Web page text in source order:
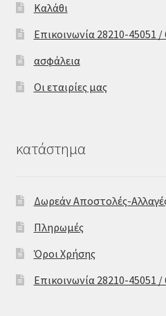
Καλάθι
Επικοινωνία 28210-45051 /
ασφάλεια
Οι εταιρίες μας
κατάστημα
Δωρεάν Αποστολές-
Πληρωμές
Όροι Χρήσης
Επικοινωνία 28210-45051 /